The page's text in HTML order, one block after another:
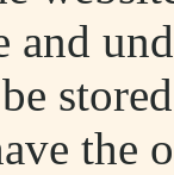
and
the